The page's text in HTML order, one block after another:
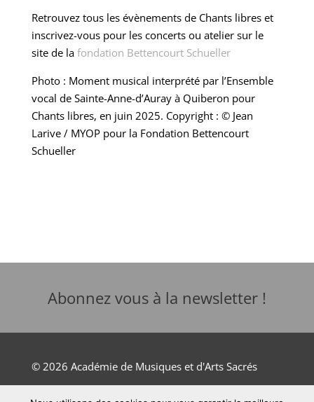
Retrouvez tous les évènements de Chants libres et
inscrivez-vous pour les concerts ou atelier sur le
site de la fondation Bettencourt Schueller
Photo : Moment musical interprété par l’Ensemble
vocal de Sainte-Anne-d’Auray à Quiberon pour
Chants libres, en juin 2025. Copyright : © Jean
Larive / MYOP pour la Fondation Bettencourt
Schueller
Abonnez vous à la newsletter !
© 2026 Académie de Musiques et d'Arts Sacrés